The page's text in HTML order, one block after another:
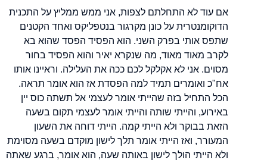
אם עוד לא התחלתם לצפות, אני ממש ממליץ על התכנית
הדוקומנטרית על כונן מקרגור בנטפליקס ואחד הקטנים
שתפס אותי בפרק השני. הוא הפסיד הפסד שהוא בא
לקרב מאוד מאוד, מה שנקרא יאיר והוא הפסיד בחור
מסוים. אני לא אקלקל לכם ככה את העלילה. וראיינו אותו
אח"כ ואומרים תמיד למה הפסדת אז הוא אומר תראה.
הכל התחיל בזה שהייתי אומר לעצמי אל תשתה כוס יין
באירוע, והייתי שותה והייתי אומר לעצמי תקום בשעה
הזאת בבוקר ולא הייתי קמה. הייתי דוחה את השעון
המעורר, ואז הייתי אומר תלך לישון מוקדם בשעה מסוימת
ולא הייתי הולך לישון באותה שעה, הוא אומר, ברגע שאתה